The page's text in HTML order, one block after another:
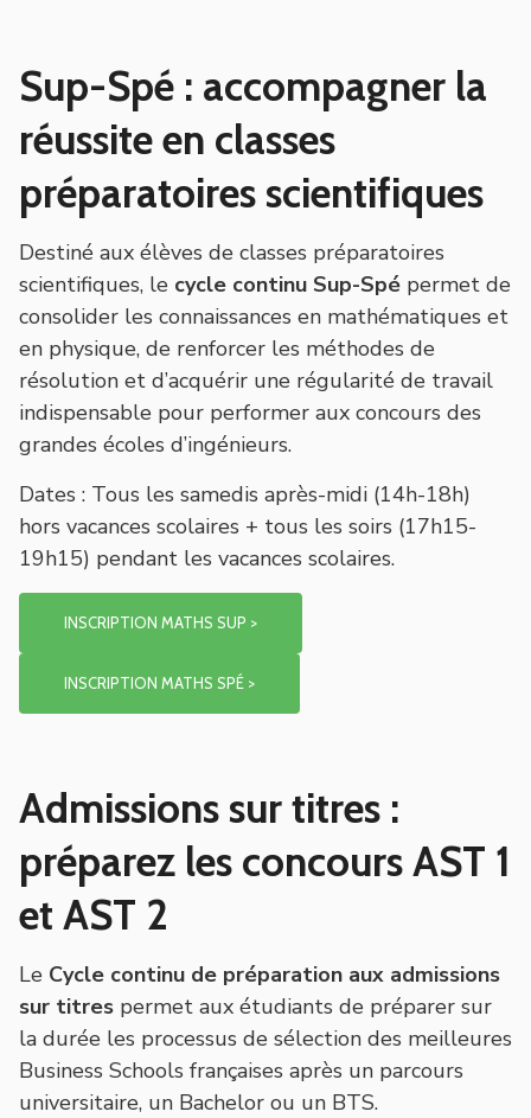
Sup-Spé : accompagner la
réussite en classes
préparatoires scientifiques
Destiné aux élèves de classes préparatoires
scientifiques, le cycle continu Sup-Spé permet de
consolider les connaissances en mathématiques et
en physique, de renforcer les méthodes de
résolution et d’acquérir une régularité de travail
indispensable pour performer aux concours des
grandes écoles d’ingénieurs.
Dates : Tous les samedis après-midi (14h-18h)
hors vacances scolaires + tous les soirs (17h15-
19h15) pendant les vacances scolaires.
INSCRIPTION MATHS SUP >
INSCRIPTION MATHS SPÉ >
Admissions sur titres :
préparez les concours AST 1
et AST 2
Le Cycle continu de préparation aux admissions
sur titres permet aux étudiants de préparer sur
la durée les processus de sélection des meilleures
Business Schools françaises après un parcours
universitaire, un Bachelor ou un BTS.